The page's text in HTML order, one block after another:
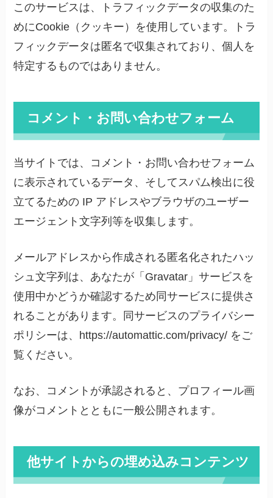
このサービスは、トラフィックデータの収集のた
めにCookie（クッキー）を使用しています。トラ
フィックデータは匿名で収集されており、個人を
特定するものではありません。
コメント・お問い合わせフォーム
当サイトでは、コメント・お問い合わせフォーム
に表示されているデータ、そしてスパム検出に役
立てるための IP アドレスやブラウザのユーザー
エージェント文字列等を収集します。
メールアドレスから作成される匿名化されたハッ
シュ文字列は、あなたが「Gravatar」サービスを
使用中かどうか確認するため同サービスに提供さ
れることがあります。同サービスのプライバシー
ポリシーは、https://automattic.com/privacy/ をご
覧ください。
なお、コメントが承認されると、プロフィール画
像がコメントとともに一般公開されます。
他サイトからの埋め込みコンテンツ